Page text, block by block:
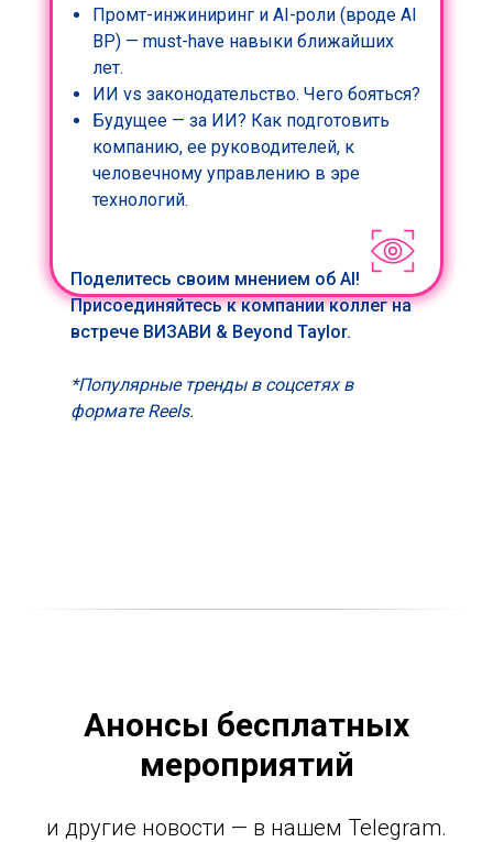
Промт-инжиниринг и AI-роли (вроде AI
BP) — must-have навыки ближайших
лет.
ИИ vs законодательство. Чего бояться?
Будущее — за ИИ? Как подготовить
компанию, ее руководителей, к
человечному управлению в эре
технологий.
Поделитесь своим мнением об AI!
Присоединяйтесь к компании коллег на
встрече ВИЗАВИ & Beyond Taylor.
*Популярные тренды в соцсетях в
формате Reels.
Анонсы бесплатных
мероприятий
и другие новости — в нашем Telegram.